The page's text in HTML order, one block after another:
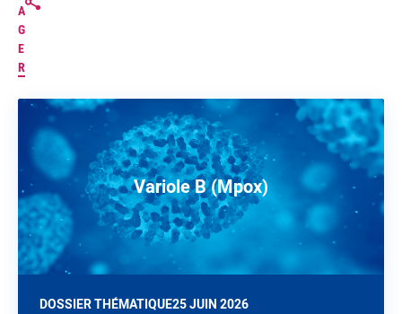
A
G
E
R
Variole B (Mpox)
DOSSIER THÉMATIQUE25 JUIN 2026